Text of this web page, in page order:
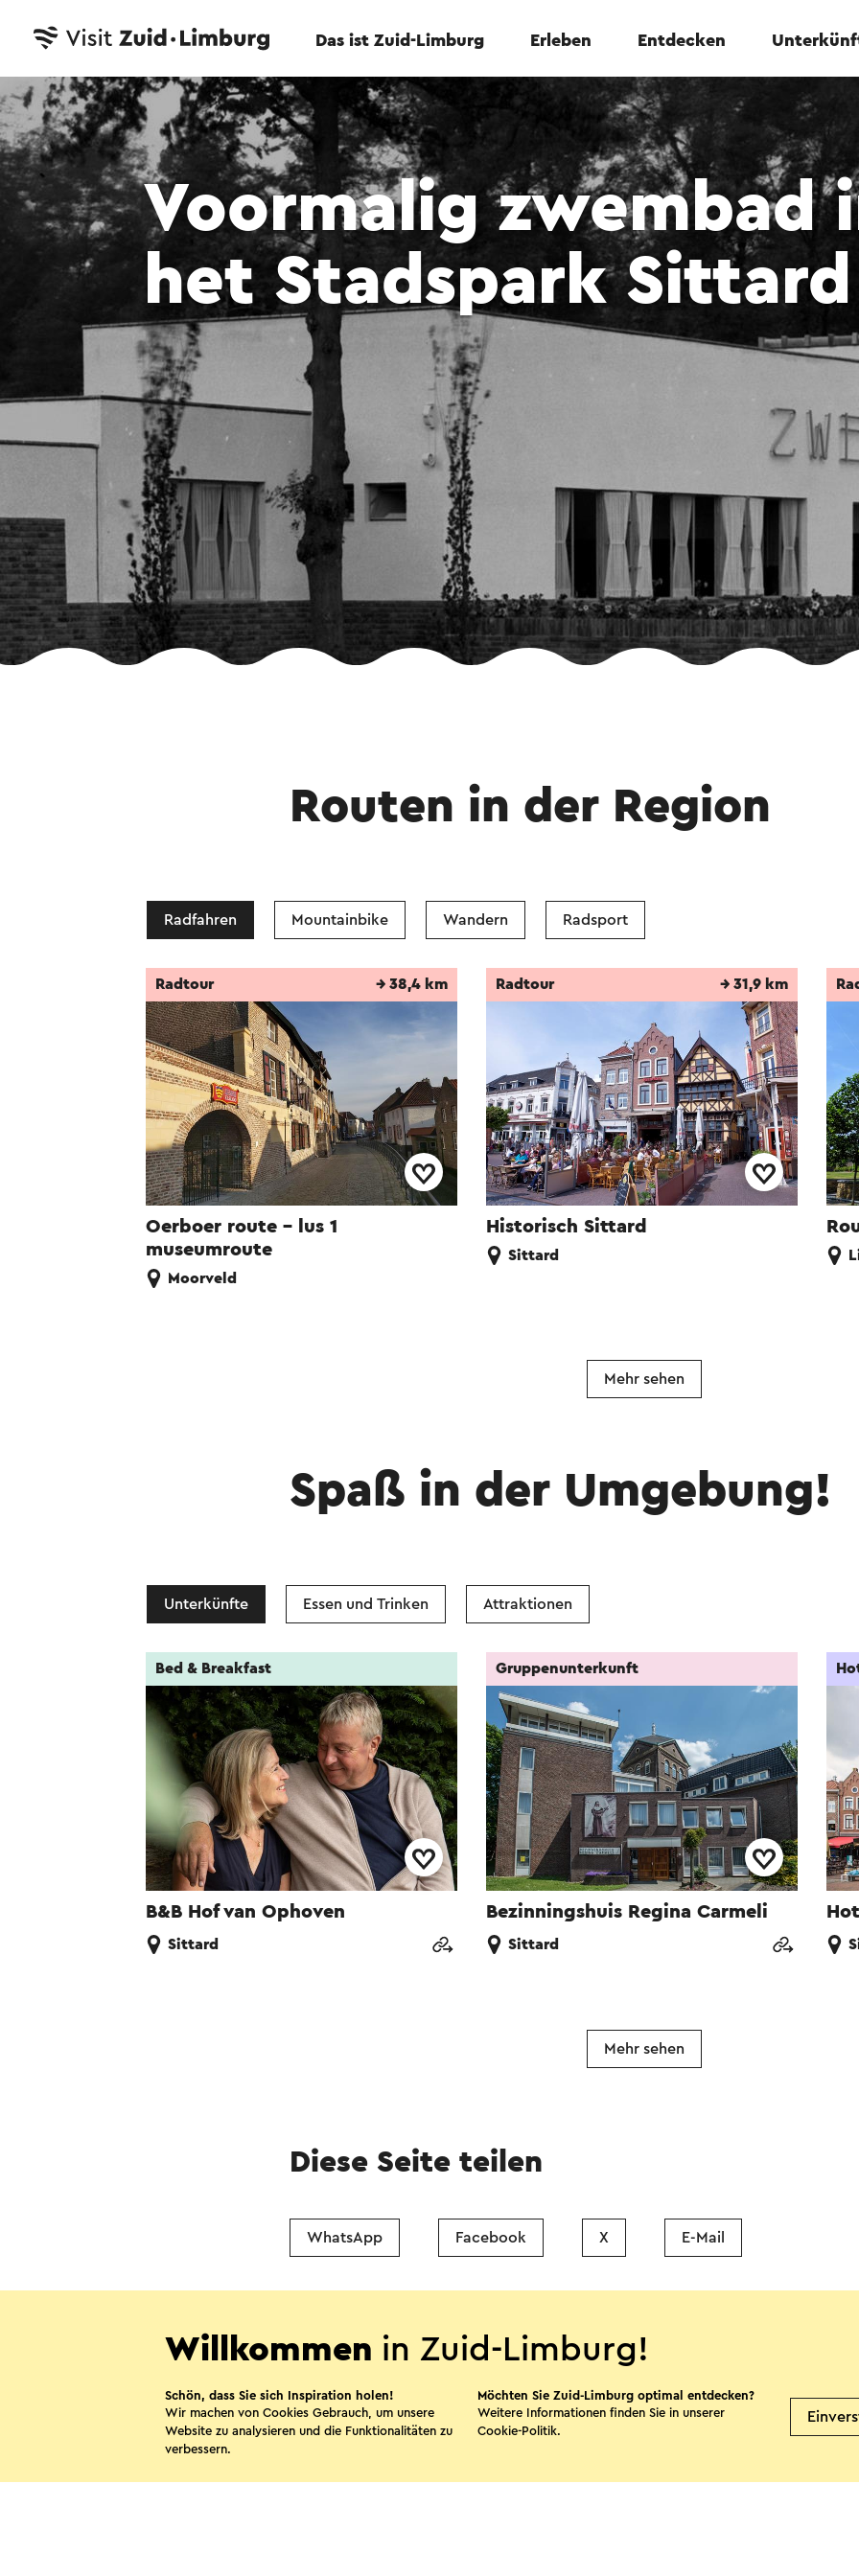
Das ist Zuid-Limburg Erleben Entdecken
Voormalig zwembad
het Stadspark Sittard
Routen in der Region
Radfahren Mountainbike Wandern Radsport
Oerboer route – lus 1
museumroute
Radtour → 38,4 km
Moorveld
Historisch Sittard
Radtour → 31,9 km
Sittard
Mehr sehen
Spaß in der Umgebung!
Unterkünfte Essen und Trinken Attraktionen
B&B Hof van Ophoven
Bed & Breakfast
Sittard
Bezinningshuis Regina Carmeli
Gruppenunterkunft
Sittard
Mehr sehen
Diese Seite teilen
WhatsApp Facebook X E-Mail
Willkommen in Zuid-Limburg!
Schön, dass Sie sich Inspiration holen!
Wir machen von Cookies Gebrauch, um unsere
Website zu analysieren und die Funktionalitäten zu
verbessern.
Möchten Sie Zuid-Limburg optimal entdecken?
Weitere Informationen finden Sie in unserer
Cookie-Politik.